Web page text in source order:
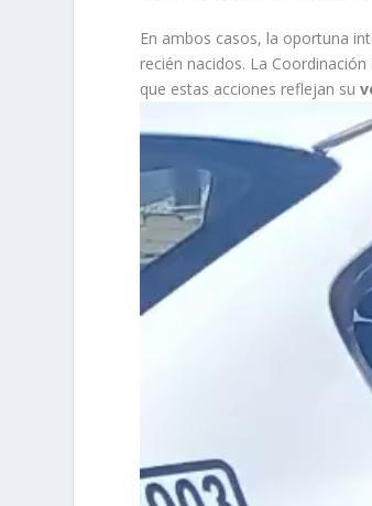
En ambos casos, la oportuna
recién nacidos. La
que estas acciones reflejan su